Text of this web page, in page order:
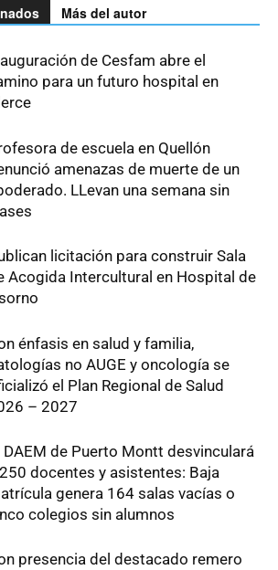
Más del autor
de Cesfam abre el
para un futuro hospital en
de escuela en Quellón
amenazas de muerte de un
LLevan una semana sin
licitación para construir Sala
Acogida Intercultural en Hospital de
énfasis en salud y familia,
no AUGE y oncología se
el Plan Regional de Salud
– 2027
DAEM de Puerto Montt desvinculará
docentes y asistentes: Baja
genera 164 salas vacías o
colegios sin alumnos
presencia del destacado remero